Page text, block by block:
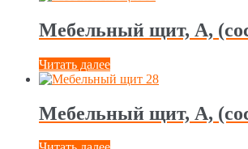
Мебельный щит, А,
Читать далее
Мебельный щит, А,